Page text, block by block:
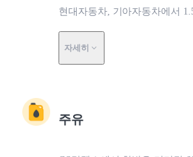
현대자동차, 기아자동차에서
자세히
주유